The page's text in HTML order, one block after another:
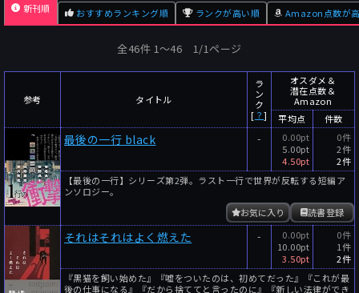
新刊順 おすすめランキング順 ランクが高い順 Amazon点数が
全46件 1〜46 1/1ページ
参考 タイトル
ラ
ン
ク
[ ？]
オスダメ＆
潜在点数＆
Amazon
平均点
件数
最後の一行 black -
0.00pt
5.00pt
4.50pt
0件
2件
2件
【最後の一行】シリーズ第2弾。ラスト一行で世界が反転する短編ア
ンソロジー。
読書登録
お気に入り
それはそれはよく燃えた -
0.00pt
10.00pt
3.50pt
0件
1件
2件
『黒猫を飼い始めた』『嘘をついたのは、初めてだった』『これが最
後の仕事になる』『だから捨ててと言ったのに』『新しい法律ができ